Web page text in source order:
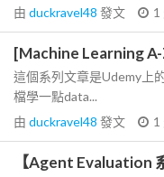
由 duckravel48 發文 1
[Machine Learning
這個系列文章是Udemy上
檔學一點data...
由 duckravel48 發文 1
【Agent Evaluation